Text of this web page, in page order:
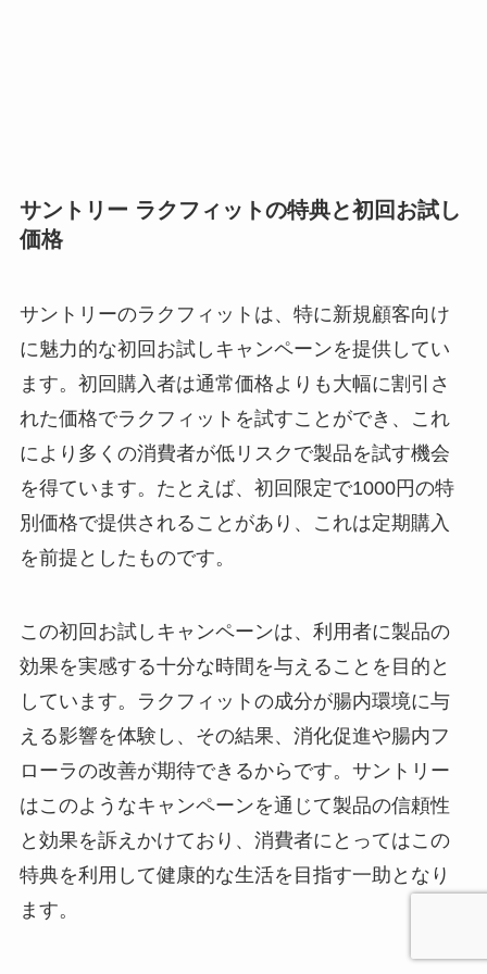
サントリー ラクフィットの特典と初回お試し
価格
サントリーのラクフィットは、特に新規顧客向け
に魅力的な初回お試しキャンペーンを提供してい
ます。初回購入者は通常価格よりも大幅に割引さ
れた価格でラクフィットを試すことができ、これ
により多くの消費者が低リスクで製品を試す機会
を得ています。たとえば、初回限定で1000円の特
別価格で提供されることがあり、これは定期購入
を前提としたものです。
この初回お試しキャンペーンは、利用者に製品の
効果を実感する十分な時間を与えることを目的と
しています。ラクフィットの成分が腸内環境に与
える影響を体験し、その結果、消化促進や腸内フ
ローラの改善が期待できるからです。サントリー
はこのようなキャンペーンを通じて製品の信頼性
と効果を訴えかけており、消費者にとってはこの
特典を利用して健康的な生活を目指す一助となり
ます。